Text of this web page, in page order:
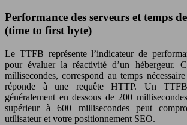
Performance des serveurs et temps
(time to first byte)
Le TTFB représente l’indicateur de
pour évaluer la réactivité d’un hébergeur.
millisecondes, correspond au temps
réponde à une requête HTTP. Un
généralement en dessous de 200
supérieur à 600 millisecondes peut
utilisateur et votre positionnement SEO.